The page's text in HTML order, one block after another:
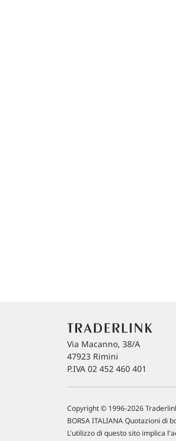
Via Macanno, 38/A
47923 Rimini
P.IVA 02 452 460 401
Copyright © 1996-2026
BORSA ITALIANA Quotazioni di
L'utilizzo di questo sito implica